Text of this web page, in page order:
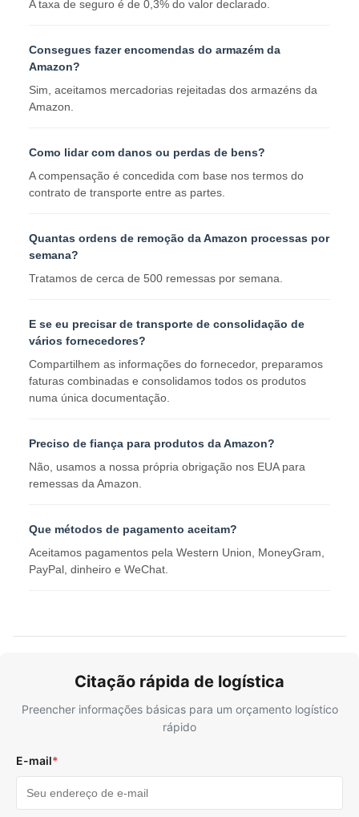
A taxa de seguro é de 0,3% do valor declarado.
Consegues fazer encomendas do armazém da
Amazon?
Sim, aceitamos mercadorias rejeitadas dos armazéns da
Amazon.
Como lidar com danos ou perdas de bens?
A compensação é concedida com base nos termos do
contrato de transporte entre as partes.
Quantas ordens de remoção da Amazon processas por
semana?
Tratamos de cerca de 500 remessas por semana.
E se eu precisar de transporte de consolidação de
vários fornecedores?
Compartilhem as informações do fornecedor, preparamos
faturas combinadas e consolidamos todos os produtos
numa única documentação.
Preciso de fiança para produtos da Amazon?
Não, usamos a nossa própria obrigação nos EUA para
remessas da Amazon.
Que métodos de pagamento aceitam?
Aceitamos pagamentos pela Western Union, MoneyGram,
PayPal, dinheiro e WeChat.
Citação rápida de logística
Preencher informações básicas para um orçamento logístico
rápido
E-mail*